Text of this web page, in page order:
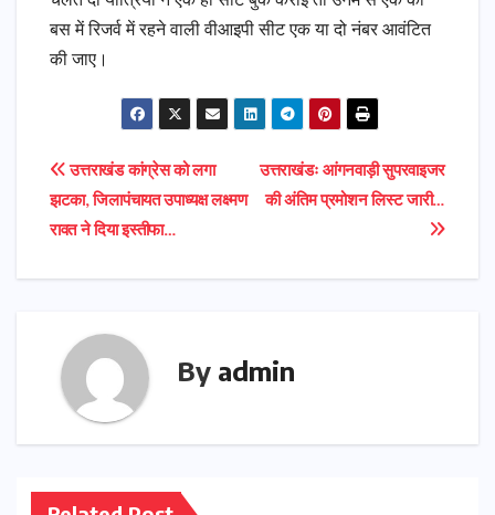
बस में रिजर्व में रहने वाली वीआइपी सीट एक या दो नंबर आवंटित
की जाए।
Post
navigation
उत्तराखंडः आंगनवाड़ी सुपरवाइजर
की अंतिम प्रमोशन लिस्ट जारी…
उत्तराखंड कांग्रेस को लगा
झटका, जिलापंचायत उपाध्यक्ष लक्ष्मण
रावत ने दिया इस्तीफा…
By admin